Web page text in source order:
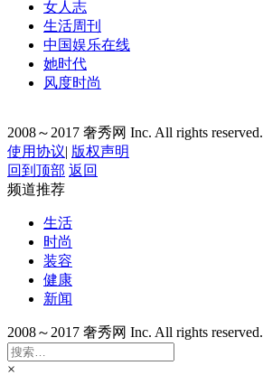
女人志
生活周刊
中国娱乐在线
她时代
风度时尚
2008～2017 奢秀网 Inc. All rights reserved.
使用协议| 版权声明
回到顶部 返回
频道推荐
生活
时尚
装容
健康
新闻
2008～2017 奢秀网 Inc. All rights reserved.
×